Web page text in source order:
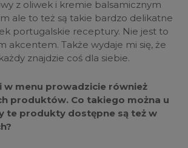
z oliwek i kremie balsamicznym
ale to też są takie bardzo delikatne
portugalskie receptury. Nie jest to
akcentem. Także wydaje mi się, że
znajdzie coś dla siebie.
w menu prowadzicie również
produktów. Co takiego można u
te produkty dostępne są też w